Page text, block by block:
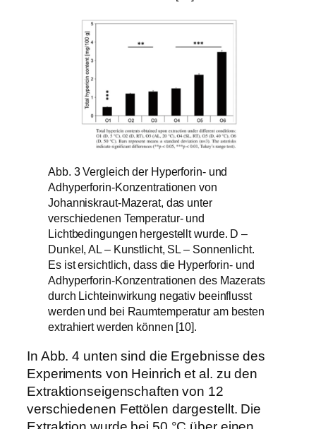
Abb. 3 Vergleich der Hyperforin- und
Adhyperforin-Konzentrationen von
Johanniskraut-Mazerat, das unter
verschiedenen Temperatur- und
Lichtbedingungen hergestellt wurde. D –
Dunkel, AL – Kunstlicht, SL – Sonnenlicht.
Es ist ersichtlich, dass die Hyperforin- und
Adhyperforin-Konzentrationen des Mazerats
durch Lichteinwirkung negativ beeinflusst
werden und bei Raumtemperatur am besten
extrahiert werden können [10].
In Abb. 4 unten sind die Ergebnisse des
Experiments von Heinrich et al. zu den
Extraktionseigenschaften von 12
verschiedenen Fettölen dargestellt. Die